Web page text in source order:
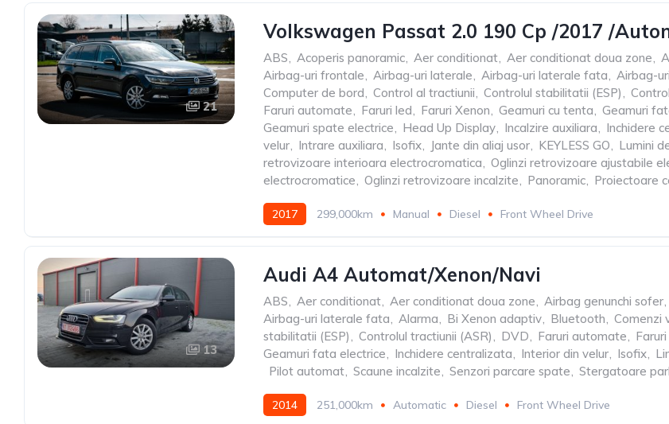
21
Volkswagen Passat 2.0 190 Cp /2017 /
ABS, Acoperis panoramic, Aer conditionat, Aer conditionat doua zone,
Airbag-uri frontale, Airbag-uri laterale, Airbag-uri laterale fata, Airbag-
Computer de bord, Control al tractiunii, Controlul stabilitatii (ESP),
Faruri automate, Faruri led, Faruri Xenon, Geamuri cu tenta, Geamuri
Geamuri spate electrice, Head Up Display, Incalzire auxiliara, Inchidere
velur, Intrare auxiliara, Isofix, Jante din aliaj usor, KEYLESS GO, Lumini
retrovizoare interioara electrocromatica, Oglinzi retrovizoare ajustabile
electrocromatice, Oglinzi retrovizoare incalzite, Panoramic, Proiectoare
2017 299,000km Manual Diesel Front Wheel Drive
13
Audi A4 Automat/Xenon/Navi
ABS, Aer conditionat, Aer conditionat doua zone, Airbag genunchi sofer,
Airbag-uri laterale fata, Alarma, Bi Xenon adaptiv, Bluetooth, Comenzi
stabilitatii (ESP), Controlul tractiunii (ASR), DVD, Faruri automate,
Geamuri fata electrice, Inchidere centralizata, Interior din velur, Isofix,
Pilot automat, Scaune incalzite, Senzori parcare spate, Stergatoare
2014 251,000km Automatic Diesel Front Wheel Drive